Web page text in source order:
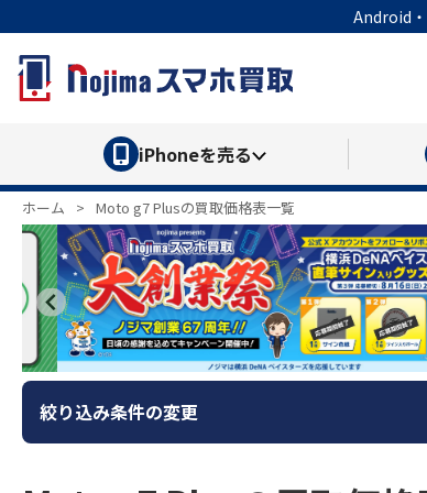
Android
iPhoneを売る
ホーム > Moto g7 Plusの買取価格表一覧
絞り込み条件の変更